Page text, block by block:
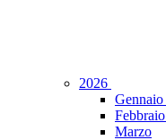
2026
Gennaio
Febbraio
Marzo